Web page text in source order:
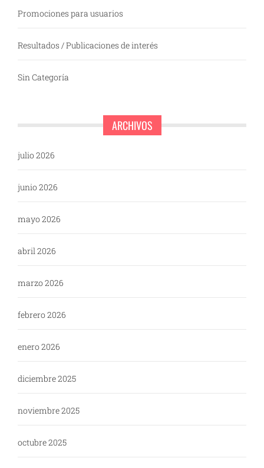
Promociones para usuarios
Resultados / Publicaciones de interés
Sin Categoría
ARCHIVOS
julio 2026
junio 2026
mayo 2026
abril 2026
marzo 2026
febrero 2026
enero 2026
diciembre 2025
noviembre 2025
octubre 2025